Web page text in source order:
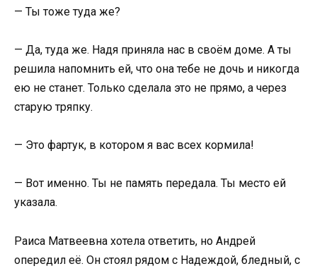
— Ты тоже туда же?
— Да, туда же. Надя приняла нас в своём доме. А ты
решила напомнить ей, что она тебе не дочь и никогда
ею не станет. Только сделала это не прямо, а через
старую тряпку.
— Это фартук, в котором я вас всех кормила!
— Вот именно. Ты не память передала. Ты место ей
указала.
Раиса Матвеевна хотела ответить, но Андрей
опередил её. Он стоял рядом с Надеждой, бледный, с